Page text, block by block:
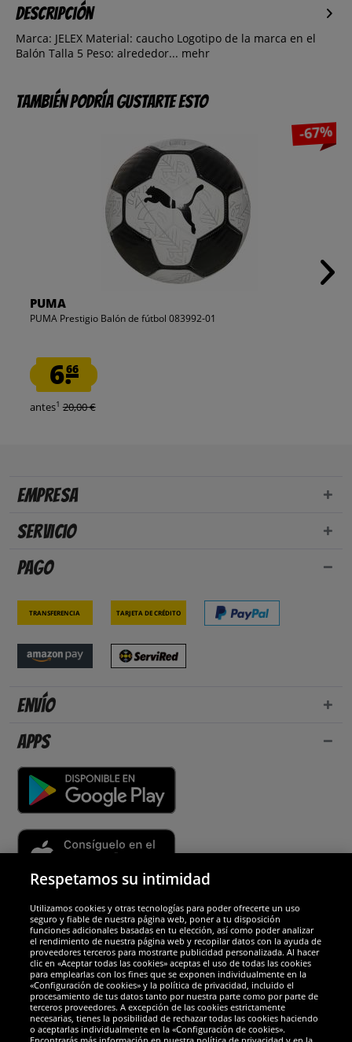
Descripción
Marca: JELEX Material: caucho Logotipo de la marca en el
Balón Talla 5 Peso: alrededor... mehr
También podría gustarte esto
-67%
PUMA
PUMA Prestigio Balón de fútbol 083992-01
6.66
antes1 20,00 €
Empresa
Servicio
Pago
Transferencia Tarjeta de crédito
Envío
Apps
Socios y seguridad
Galardones
Respetamos su intimidad
Utilizamos cookies y otras tecnologías para poder ofrecerte un uso
seguro y fiable de nuestra página web, poner a tu disposición
funciones adicionales basadas en tu elección, así como poder analizar
el rendimiento de nuestra página web y recopilar datos con la ayuda de
proveedores terceros para mostrarte publicidad personalizada. Al hacer
clic en «Aceptar todas las cookies» aceptas el uso de todas las cookies
para emplearlas con los fines que se exponen individualmente en la
«Configuración de cookies» y la política de privacidad, incluido el
procesamiento de tus datos tanto por nuestra parte como por parte de
terceros proveedores. A excepción de las cookies estrictamente
necesarias, tienes la posibilidad de rechazar todas las cookies haciendo
o aceptarlas individualmente en la «Configuración de cookies».